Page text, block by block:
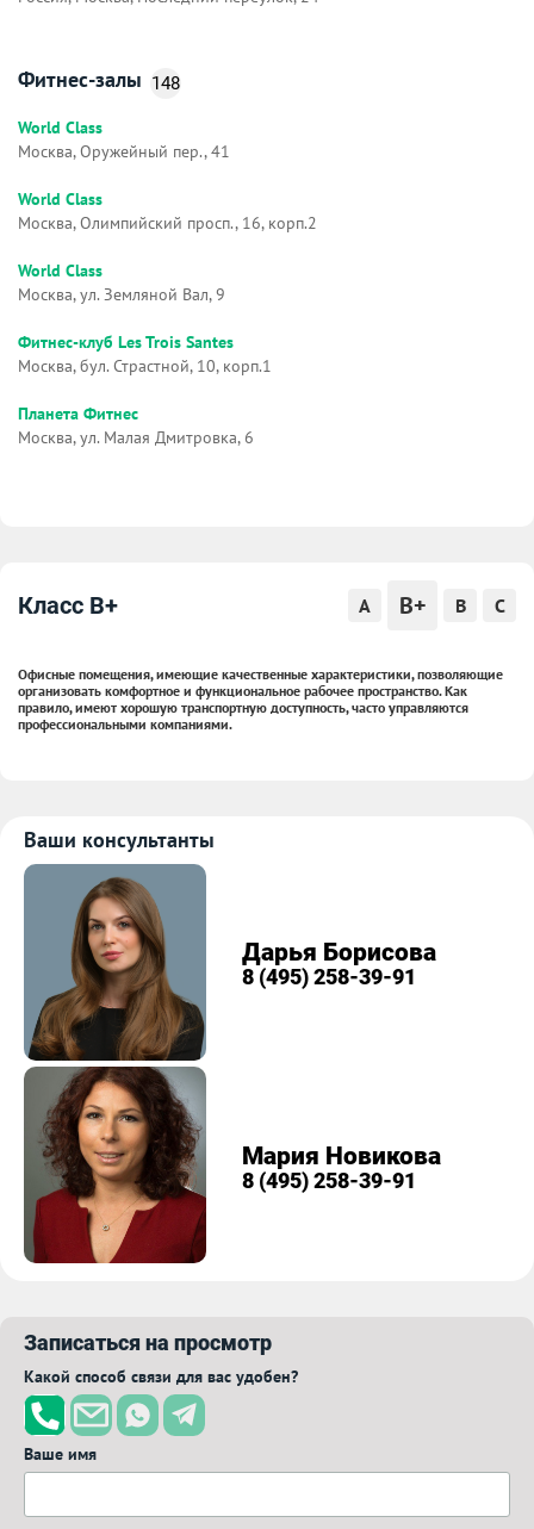
Фитнес-залы 148
World Class
Москва, Оружейный пер., 41
World Class
Москва, Олимпийский просп., 16, корп.2
World Class
Москва, ул. Земляной Вал, 9
Фитнес-клуб Les Trois Santes
Москва, бул. Страстной, 10, корп.1
Планета Фитнес
Москва, ул. Малая Дмитровка, 6
Класс B+ A B+ B C
Офисные помещения, имеющие качественные характеристики, позволяющие
организовать комфортное и функциональное рабочее пространство. Как
правило, имеют хорошую транспортную доступность, часто управляются
профессиональными компаниями.
Ваши консультанты
Дарья Борисова
8 (495) 258-39-91
Мария Новикова
8 (495) 258-39-91
Записаться на просмотр
Какой способ связи для вас удобен?
Ваше имя